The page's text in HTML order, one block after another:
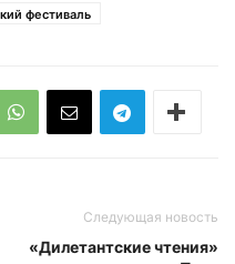
фестиваль
Следующая новость
«Дилетантские чтения»